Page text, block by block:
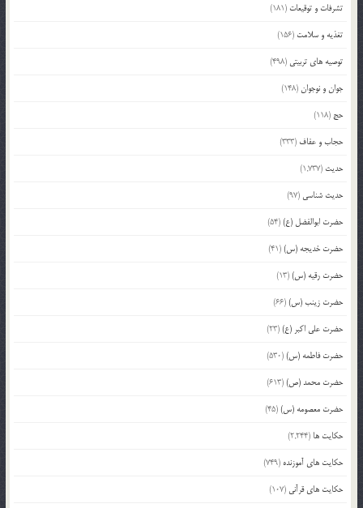
تشرفات و توقیعات (181)
تغذیه و سلامت (156)
توصیه های تربیتی (498)
جوان و نوجوان(148)
حج (118)
حجاب و عفاف (333)
حدیث (1,737)
حدیث شناسی (97)
حضرت ابوالفضل (ع)(54)
حضرت خدیجه (س)(41)
حضرت رقیه (س)(13)
حضرت زینب (س)(66)
حضرت علی اکبر (ع)(23)
حضرت فاطمه (س)(530)
حضرت محمد (ص)(613)
حضرت معصومه (س)(45)
حکایت ها (2,244)
حکایت های آموزنده (749)
حکایت های قرآنی (107)